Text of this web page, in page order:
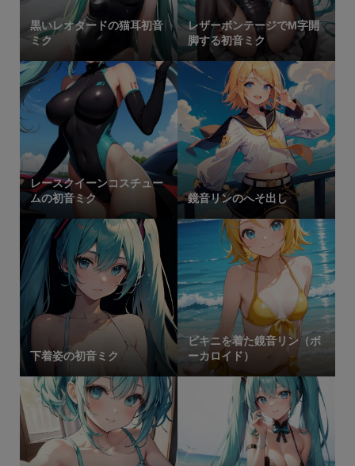
黒いレオタードの猫耳初音
ミク
レザーボンテージでM字開
脚する初音ミク
レースクイーンコスチュー
ムの初音ミク
鏡音リンのへそ出し
下着姿の初音ミク
ビキニを着た鏡音リン（ボ
ーカロイド）